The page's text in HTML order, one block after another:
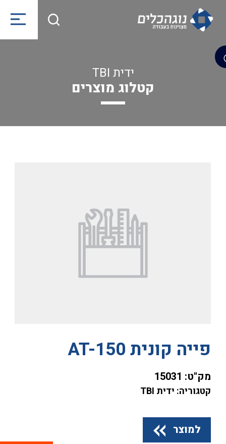
ידית TBI
קטלוג מוצרים
פייה קונית AT-150
מק"ט: 15031
קטגוריה: ידית TBI
למוצר